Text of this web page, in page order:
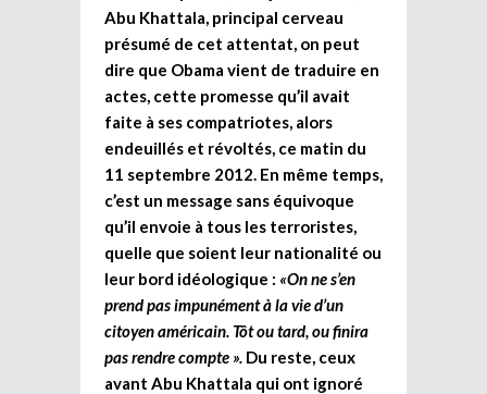
Abu Khattala, principal cerveau
présumé de cet attentat, on peut
dire que Obama vient de traduire en
actes, cette promesse qu’il avait
faite à ses compatriotes, alors
endeuillés et révoltés, ce matin du
11 septembre 2012. En même temps,
c’est un message sans équivoque
qu’il envoie à tous les terroristes,
quelle que soient leur nationalité ou
leur bord idéologique : «On ne s’en
prend pas impunément à la vie d’un
citoyen américain. Tôt ou tard, ou finira
pas rendre compte ». Du reste, ceux
avant Abu Khattala qui ont ignoré